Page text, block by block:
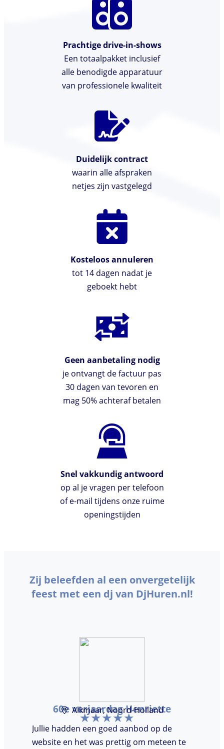
Prachtige drive-in-shows
Een totaalpakket inclusief
alle benodigde apparatuur
van professionele kwaliteit
Duidelijk contract
waarin alle afspraken
netjes zijn vastgelegd
Kosteloos annuleren
tot 14 dagen nadat je
geboekt hebt
Geen aanbetaling nodig
je ontvangt de factuur pas
30 dagen van tevoren en
mag 50% achteraf betalen
Snel vakkundig antwoord
op al je vragen per telefoon
of e-mail tijdens onze ruime
openingstijden
Zij beleefden al een onvergetelijk
feest met een dj van DjHuren.nl!
60e verjaardag Henriette
Alkmaar, Noord-Holland
Jullie hadden een goed aanbod op de
website en het was prettig om meteen te